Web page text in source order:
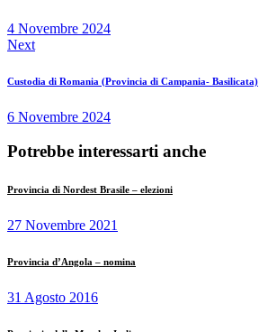
4 Novembre 2024
Next
Custodia di Romania (Provincia di Campania- Basilicata)
6 Novembre 2024
Potrebbe interessarti anche
Provincia di Nordest Brasile – elezioni
27 Novembre 2021
Provincia d’Angola – nomina
31 Agosto 2016